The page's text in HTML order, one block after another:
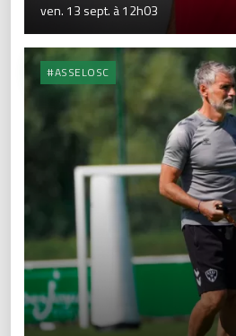
ven. 13 sept. à 12h03
#ASSELOSC